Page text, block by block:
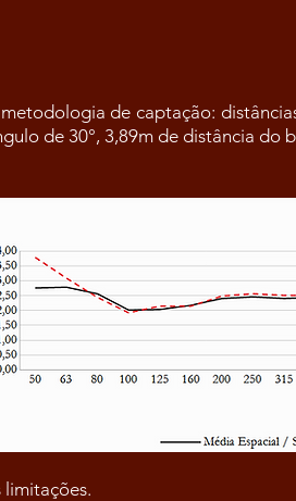
de captação:
de 30°, 3,89m de distância
limitações.